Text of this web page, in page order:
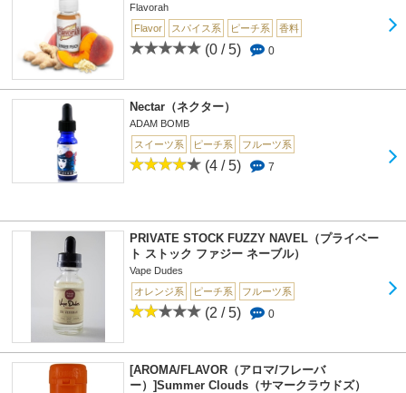
Flavorah
Flavor
スパイス系 ピーチ系 香料
(0 / 5) 0
Nectar（ネクター）
ADAM BOMB
スイーツ系
ピーチ系 フルーツ系
(4 / 5) 7
PRIVATE STOCK FUZZY NAVEL（プライベー
ト ストック ファジー ネーブル）
Vape Dudes
オレンジ系
ピーチ系 フルーツ系
(2 / 5) 0
[AROMA/FLAVOR（アロマ/フレーバ
ー）]Summer Clouds（サマークラウドズ）